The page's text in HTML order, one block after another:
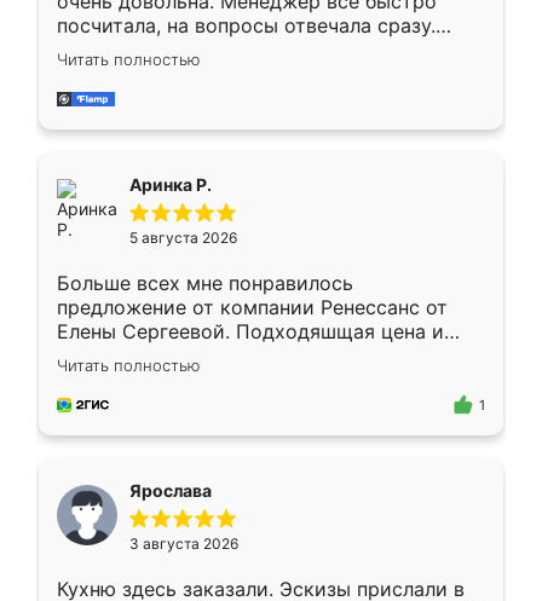
посчитала, на вопросы отвечала сразу.
Замерщик приехал в субботу, подошёл к
делу со всей ответственностью. Собрали
за день, ребята работали аккуратно, даже
Читать полностью
Аринка Р.
5 августа 2026
Больше всех мне понравилось
предложение от компании Ренессанс от
Елены Сергеевой. Подходяшщая цена и
короткие сроки изготовления. Приехавший
для замера сотрудник Владислав
предложил по моему эскизу самый
Читать полностью
1
Ярослава
3 августа 2026
Кухню здесь заказали. Эскизы прислали в